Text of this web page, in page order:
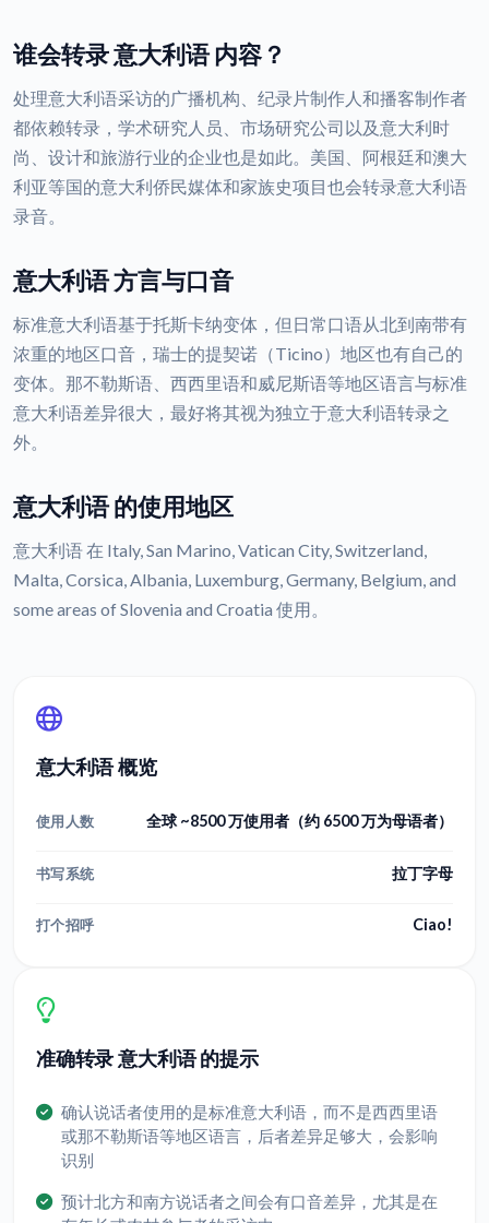
谁会转录 意大利语 内容？
处理意大利语采访的广播机构、纪录片制作人和播客制作者
都依赖转录，学术研究人员、市场研究公司以及意大利时
尚、设计和旅游行业的企业也是如此。美国、阿根廷和澳大
利亚等国的意大利侨民媒体和家族史项目也会转录意大利语
录音。
意大利语 方言与口音
标准意大利语基于托斯卡纳变体，但日常口语从北到南带有
浓重的地区口音，瑞士的提契诺（Ticino）地区也有自己的
变体。那不勒斯语、西西里语和威尼斯语等地区语言与标准
意大利语差异很大，最好将其视为独立于意大利语转录之
外。
意大利语 的使用地区
意大利语 在 Italy, San Marino, Vatican City, Switzerland,
Malta, Corsica, Albania, Luxemburg, Germany, Belgium, and
some areas of Slovenia and Croatia 使用。
意大利语 概览
使用人数 全球 ~8500 万使用者（约 6500 万为母语者）
书写系统 拉丁字母
打个招呼 Ciao!
准确转录 意大利语 的提示
确认说话者使用的是标准意大利语，而不是西西里语
或那不勒斯语等地区语言，后者差异足够大，会影响
识别
预计北方和南方说话者之间会有口音差异，尤其是在